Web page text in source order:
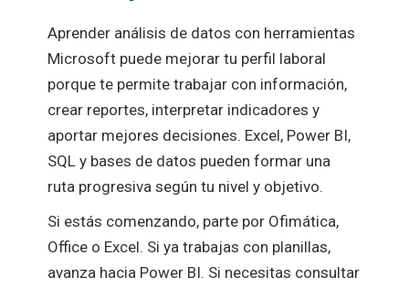
Aprender análisis de datos con herramientas
Microsoft puede mejorar tu perfil laboral
porque te permite trabajar con información,
crear reportes, interpretar indicadores y
aportar mejores decisiones. Excel, Power BI,
SQL y bases de datos pueden formar una
ruta progresiva según tu nivel y objetivo.
Si estás comenzando, parte por Ofimática,
Office o Excel. Si ya trabajas con planillas,
avanza hacia Power BI. Si necesitas consultar